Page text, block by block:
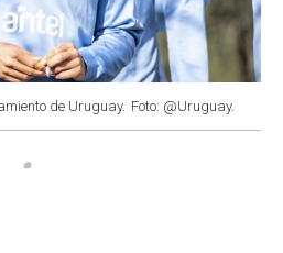
de Uruguay. Foto: @Uruguay.